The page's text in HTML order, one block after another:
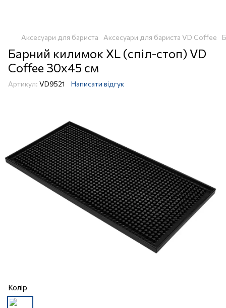
Аксесуари для бариста Аксесуари для бариста VD Coffee
Барний килимок XL (спіл-стоп) VD
Coffee 30х45 см
Артикул: VD9521 Написати відгук
Колір